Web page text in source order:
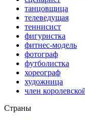
танцовщица
телеведущая
теннисист
фигуристка
фитнес-модель
фотограф
футболистка
хореограф
художница
член
Страны